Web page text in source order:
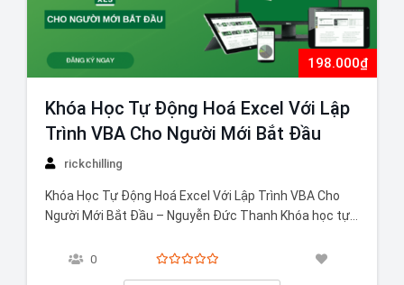
198.000₫
Khóa Học Tự Động Hoá Excel Với Lập
Trình VBA Cho Người Mới Bắt Đầu
rickchilling
Khóa Học Tự Động Hoá Excel Với Lập Trình VBA Cho
Người Mới Bắt Đầu – Nguyễn Đức Thanh Khóa học tự
đầu Nguyễn Đức Thanh giúp bạn nắm vững kiến thức
0